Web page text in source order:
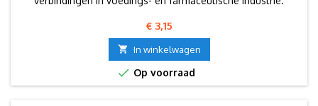
Prijs
€ 3,15
 In winkelwagen
 Op voorraad